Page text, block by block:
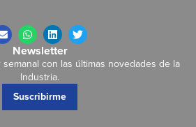
Newsletter
con las últimas novedades de la
Industria.
Suscribirme